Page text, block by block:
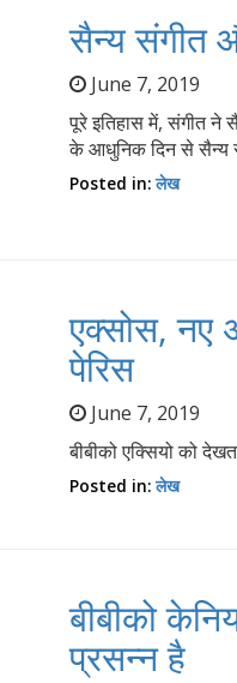
सैन्य संगीत
June 7, 2019
पूरे इतिहास में, संगीत ने
के आधुनिक दिन से सैन्य
Posted in:लेख
एक्सोस, नए
पेरिस
June 7, 2019
बीबीको एक्सियो को
Posted in:लेख
बीबीको
प्रसन्न है